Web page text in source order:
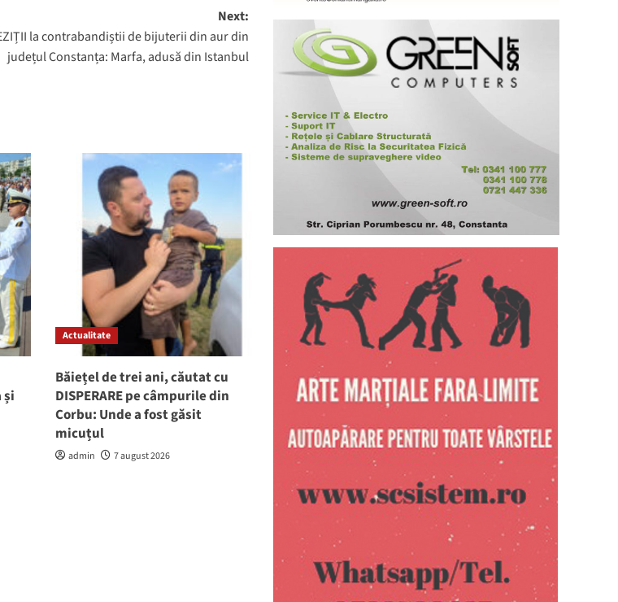
Next:
la contrabandiștii de bijuterii din aur din
județul Constanța: Marfa, adusă din Istanbul
și
Actualitate
Băiețel de trei ani, căutat cu
DISPERARE pe câmpurile din
Corbu: Unde a fost găsit
micuțul
admin 7 august 2026